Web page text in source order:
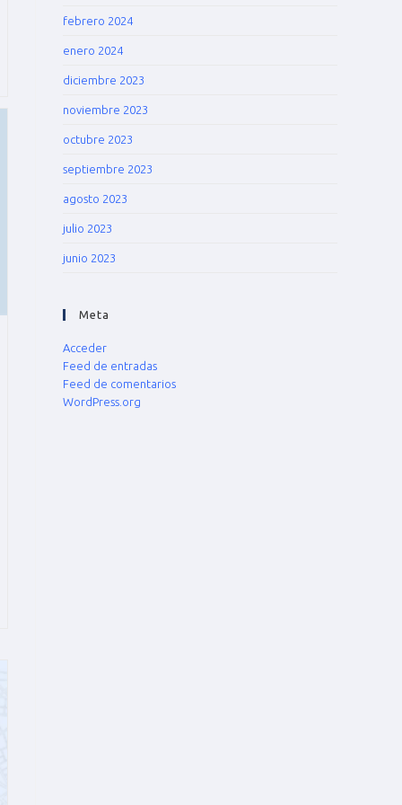
febrero 2024
enero 2024
diciembre 2023
noviembre 2023
octubre 2023
septiembre 2023
agosto 2023
julio 2023
junio 2023
Meta
Acceder
Feed de entradas
Feed de comentarios
WordPress.org